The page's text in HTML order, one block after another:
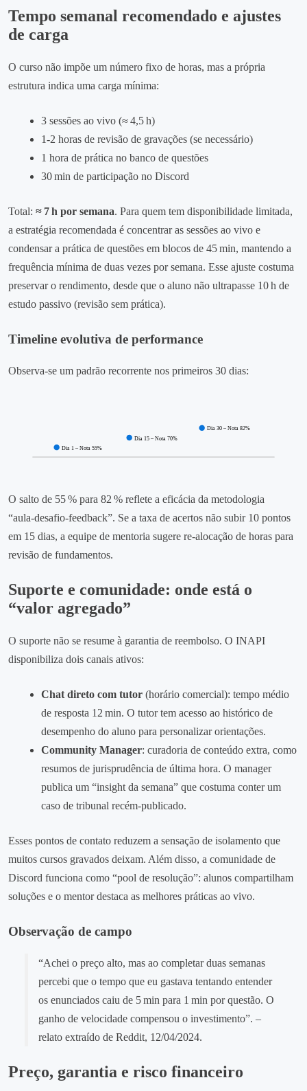
Tempo semanal recomendado e ajustes
de carga
O curso não impõe um número fixo de horas, mas a própria
estrutura indica uma carga mínima:
3 sessões ao vivo (≈ 4,5 h)
1‑2 horas de revisão de gravações (se necessário)
1 hora de prática no banco de questões
30 min de participação no Discord
Total: ≈ 7 h por semana. Para quem tem disponibilidade limitada,
a estratégia recomendada é concentrar as sessões ao vivo e
condensar a prática de questões em blocos de 45 min, mantendo a
frequência mínima de duas vezes por semana. Esse ajuste costuma
preservar o rendimento, desde que o aluno não ultrapasse 10 h de
estudo passivo (revisão sem prática).
Timeline evolutiva de performance
Observa‑se um padrão recorrente nos primeiros 30 dias:
Dia 1 – Nota 55%
Dia 15 – Nota 70%
Dia 30 – Nota 82%
O salto de 55 % para 82 % reflete a eficácia da metodologia
“aula‑desafio‑feedback”. Se a taxa de acertos não subir 10 pontos
em 15 dias, a equipe de mentoria sugere re‑alocação de horas para
revisão de fundamentos.
Suporte e comunidade: onde está o
“valor agregado”
O suporte não se resume à garantia de reembolso. O INAPI
disponibiliza dois canais ativos:
Chat direto com tutor (horário comercial): tempo médio
de resposta 12 min. O tutor tem acesso ao histórico de
desempenho do aluno para personalizar orientações.
Community Manager: curadoria de conteúdo extra, como
resumos de jurisprudência de última hora. O manager
publica um “insight da semana” que costuma conter um
caso de tribunal recém‑publicado.
Esses pontos de contato reduzem a sensação de isolamento que
muitos cursos gravados deixam. Além disso, a comunidade de
Discord funciona como “pool de resolução”: alunos compartilham
soluções e o mentor destaca as melhores práticas ao vivo.
Observação de campo
“Achei o preço alto, mas ao completar duas semanas
percebi que o tempo que eu gastava tentando entender
os enunciados caiu de 5 min para 1 min por questão. O
ganho de velocidade compensou o investimento”. –
relato extraído de Reddit, 12/04/2024.
Preço, garantia e risco financeiro